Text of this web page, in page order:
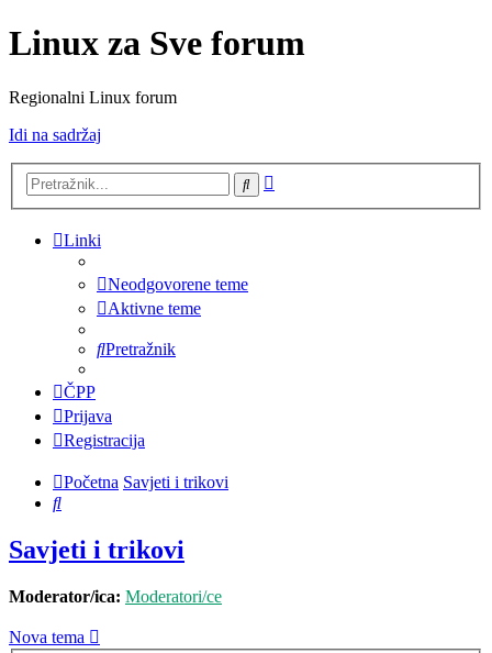
Linux za Sve forum
Regionalni Linux forum
Idi na sadržaj
Pretražnik
Linki
Neodgovorene teme
Aktivne teme
Pretražnik
ČPP
Prijava
Registracija
Početna Savjeti i trikovi
Pretražnik
Savjeti i trikovi
Moderator/ica: Moderatori/ce
Nova tema